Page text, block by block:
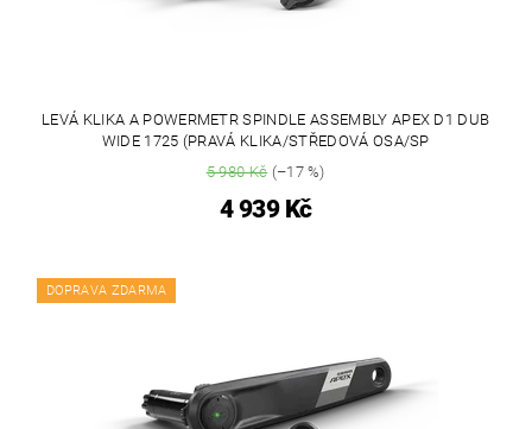
LEVÁ KLIKA A POWERMETR SPINDLE ASSEMBLY APEX D1 DUB
WIDE 1725 (PRAVÁ KLIKA/STŘEDOVÁ OSA/SP
5 980 Kč(–17 %)
4 939 Kč
DOPRAVA ZDARMA